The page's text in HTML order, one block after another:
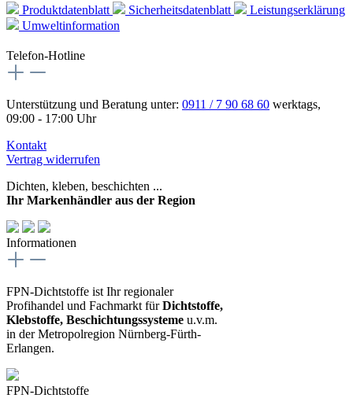
Produktdatenblatt Sicherheitsdatenblatt
Leistungserklärung
Umweltinformation
Telefon-Hotline
Unterstützung und Beratung unter: 0911 / 7 90 68 60 werktags,
09:00 - 17:00 Uhr
Kontakt
Vertrag widerrufen
Dichten, kleben, beschichten ...
Ihr Markenhändler aus der Region
Informationen
FPN-Dichtstoffe ist Ihr regionaler
Profihandel und Fachmarkt fürDichtstoffe,
Klebstoffe, Beschichtungssysteme u.v.m.
in der Metropolregion Nürnberg-Fürth-
Erlangen.
FPN-Dichtstoffe